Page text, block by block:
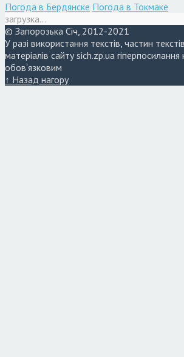
Погода в Бердянске Погода в Токмаке
загрузка...
© Запорозька Січ, 2012-2021
У разі використання текстів, частин
матеріалів сайту sich.zp.ua
обов'язковим
↑ Назад нагору